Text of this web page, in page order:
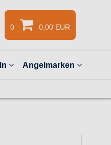
0 0,00 EUR
Angelmarken